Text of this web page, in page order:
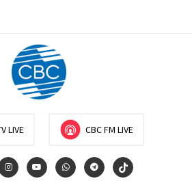
вспыхнул пожар на
переговоры по
LIVE CBC FM LIVE